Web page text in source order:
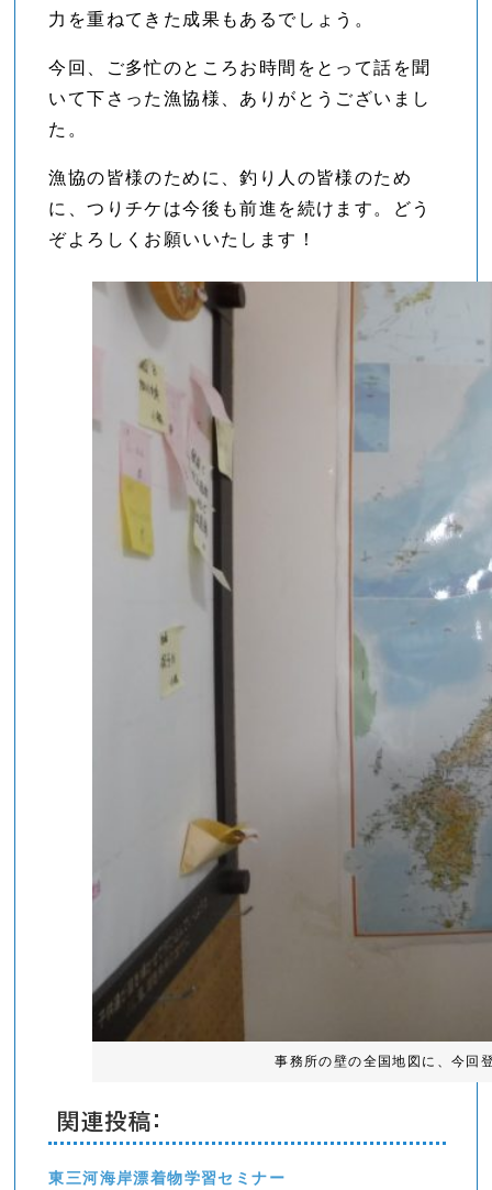
力を重ねてきた成果もあるでしょう。
今回、ご多忙のところお時間をとって話を聞
いて下さった漁協様、ありがとうございまし
た。
漁協の皆様のために、釣り人の皆様のため
に、つりチケは今後も前進を続けます。どう
ぞよろしくお願いいたします！
事務所の壁の全国地図に、今回
関連投稿:
東三河海岸漂着物学習セミナー